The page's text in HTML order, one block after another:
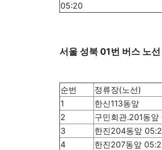
05:20
서울 성북 01번 버스 노
순번 정류장(노선)
1
한신113동앞
2
구민회관.201동
3
한진204동앞
4
한진207동앞